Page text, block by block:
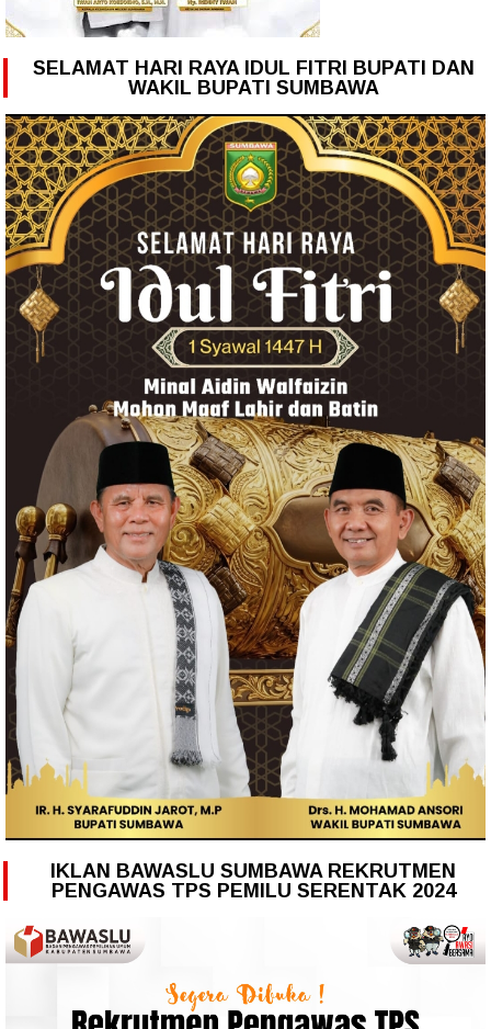
SELAMAT HARI RAYA IDUL FITRI BUPATI DAN
WAKIL BUPATI SUMBAWA
IKLAN BAWASLU SUMBAWA REKRUTMEN
PENGAWAS TPS PEMILU SERENTAK 2024